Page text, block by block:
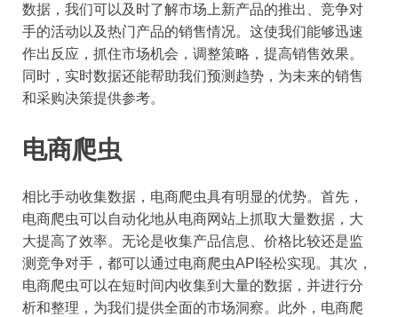
数据，我们可以及时了解市场上新产品的推出、竞争对
手的活动以及热门产品的销售情况。这使我们能够迅速
作出反应，抓住市场机会，调整策略，提高销售效果。
同时，实时数据还能帮助我们预测趋势，为未来的销售
和采购决策提供参考。
电商爬虫
相比手动收集数据，电商爬虫具有明显的优势。首先，
电商爬虫可以自动化地从电商网站上抓取大量数据，大
大提高了效率。无论是收集产品信息、价格比较还是监
测竞争对手，都可以通过电商爬虫API轻松实现。其次，
电商爬虫可以在短时间内收集到大量的数据，并进行分
析和整理，为我们提供全面的市场洞察。此外，电商爬